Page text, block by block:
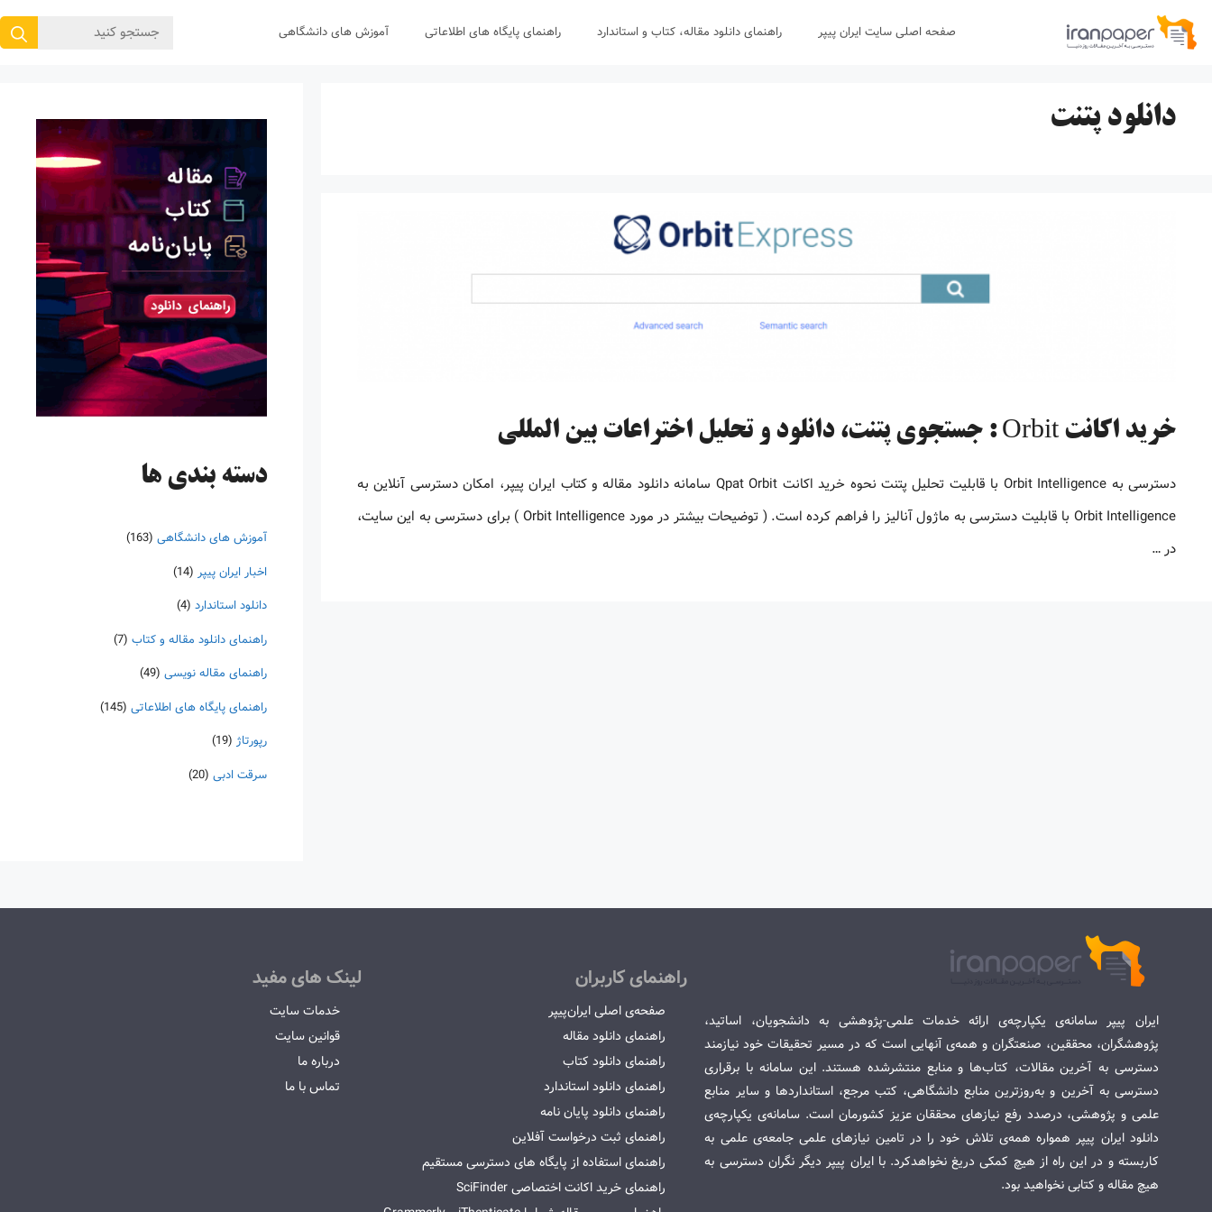
پرش
صفحه اصلی سایت ایران پیپر راهنمای دانلود مقاله، کتاب و استاندارد راهنمای پایگاه های اطلاعاتی آموزش های دانشگاهی
جستجوی
دانلود پتنت
خرید اکانت Orbit : جستجوی پتنت، دانلود و تحلیل اختراعات بین المللی
دسترسی به Orbit Intelligence با قابلیت تحلیل پتنت نحوه خرید اکانت Qpat Orbit سامانه دانلود مقاله و کتاب ایران پیپر، امکان دسترسی آنلاین به
Orbit Intelligence با قابلیت دسترسی به ماژول آنالیز را فراهم کرده است. ( توضیحات بیشتر در مورد Orbit Intelligence ) برای دسترسی به این سایت،
در …
دسته‌ بندی ها
آموزش های دانشگاهی (163)
اخبار ایران پیپر (14)
دانلود استاندارد (4)
راهنمای دانلود مقاله و کتاب (7)
راهنمای مقاله نویسی (49)
راهنمای پایگاه های اطلاعاتی (145)
رپورتاژ (19)
سرقت ادبی (20)
ایران پیپر سامانه‌ی یکپارچه‌ی ارائه خدمات علمی-پژوهشی به دانشجویان، اساتید،
پژوهشگران، محققین، صنعتگران و همه‌ی آنهایی است که در مسیر تحقیقات خود نیازمند
دسترسی به آخرین مقالات، کتاب‌ها و منابع منتشرشده هستند. این سامانه با برقراری
دسترسی به آخرین و به‌روزترین منابع دانشگاهی، کتب مرجع، استانداردها و سایر منابع
علمی و پژوهشی، درصدد رفع نیازهای محققان عزیز کشورمان است. سامانه‌ی یکپارچه‌ی
دانلود ایران پیپر همواره همه‌ی تلاش خود را در تامین نیازهای علمی جامعه‌ی علمی به
کاربسته و در این راه از هیچ کمکی دریغ نخواهدکرد. با ایران پیپر دیگر نگران دسترسی به
هیچ مقاله و کتابی نخواهید بود.
راهنمای کاربران
صفحه‌ی اصلی ایران‌پیپر
راهنمای دانلود مقاله
راهنمای دانلود کتاب
راهنمای دانلود استاندارد
راهنمای دانلود پایان نامه
راهنمای ثبت درخواست آفلاین
راهنمای استفاده از پایگاه های دسترسی مستقیم
راهنمای خرید اکانت اختصاصی SciFinder
لینک های مفید
خدمات سایت
قوانین سایت
درباره ما
تماس با ما